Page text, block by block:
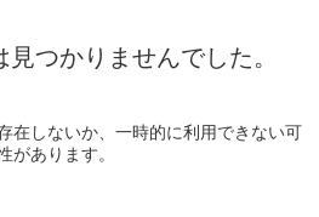
つかりませんでした。
在しないか、一時的に利用できない可
があります。